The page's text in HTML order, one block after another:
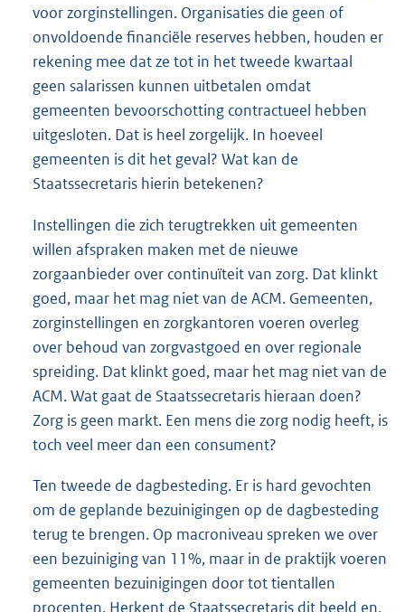
voor zorginstellingen. Organisaties die geen of
onvoldoende financiële reserves hebben, houden er
rekening mee dat ze tot in het tweede kwartaal
geen salarissen kunnen uitbetalen omdat
gemeenten bevoorschotting contractueel hebben
uitgesloten. Dat is heel zorgelijk. In hoeveel
gemeenten is dit het geval? Wat kan de
Staatssecretaris hierin betekenen?
Instellingen die zich terugtrekken uit gemeenten
willen afspraken maken met de nieuwe
zorgaanbieder over continuïteit van zorg. Dat klinkt
goed, maar het mag niet van de ACM. Gemeenten,
zorginstellingen en zorgkantoren voeren overleg
over behoud van zorgvastgoed en over regionale
spreiding. Dat klinkt goed, maar het mag niet van de
ACM. Wat gaat de Staatssecretaris hieraan doen?
Zorg is geen markt. Een mens die zorg nodig heeft, is
toch veel meer dan een consument?
Ten tweede de dagbesteding. Er is hard gevochten
om de geplande bezuinigingen op de dagbesteding
terug te brengen. Op macroniveau spreken we over
een bezuiniging van 11%, maar in de praktijk voeren
gemeenten bezuinigingen door tot tientallen
procenten. Herkent de Staatssecretaris dit beeld en,